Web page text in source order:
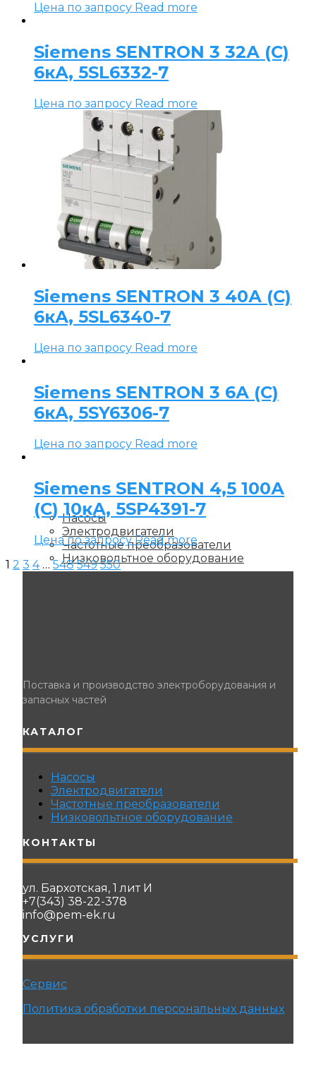
Насосы
Электродвигатели
Частотные преобразователи
Низковольтное оборудование
Цена по запросу Read more
Siemens SENTRON 3 32А (C)
6кА, 5SL6332-7
Цена по запросу Read more
Siemens SENTRON 3 40А (C)
6кА, 5SL6340-7
Цена по запросу Read more
Siemens SENTRON 3 6А (C)
6кА, 5SY6306-7
Цена по запросу Read more
Siemens SENTRON 4,5 100А
(C) 10кА, 5SP4391-7
Цена по запросу Read more
1 2 3 4 … 548 549 550
Поставка и производство электроборудования и
запасных частей
КАТАЛОГ
Насосы
Электродвигатели
Частотные преобразователи
Низковольтное оборудование
КОНТАКТЫ
ул. Бархотская, 1 лит И
+7(343) 38-22-378
info@pem-ek.ru
УСЛУГИ
Сервис
Политика обработки персональных данных